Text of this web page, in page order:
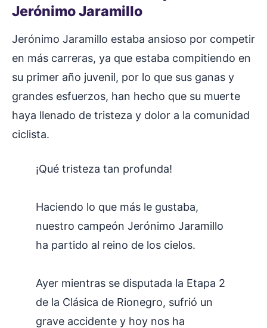
Jerónimo Jaramillo
Jerónimo Jaramillo estaba ansioso por competir
en más carreras, ya que estaba compitiendo en
su primer año juvenil, por lo que sus ganas y
grandes esfuerzos, han hecho que su muerte
haya llenado de tristeza y dolor a la comunidad
ciclista.
¡Qué tristeza tan profunda!
Haciendo lo que más le gustaba,
nuestro campeón Jerónimo Jaramillo
ha partido al reino de los cielos.
Ayer mientras se disputada la Etapa 2
de la Clásica de Rionegro, sufrió un
grave accidente y hoy nos ha